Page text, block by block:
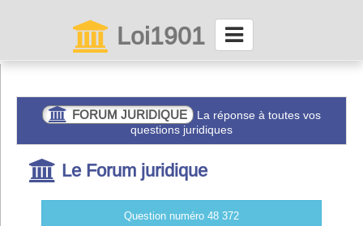
Loi1901
Connexion
Abonnez-vous à LettrAsso
Menu général
FORUM JURIDIQUE
La réponse à toutes vos
questions juridiques
Le Forum juridique
Question numéro 48 372